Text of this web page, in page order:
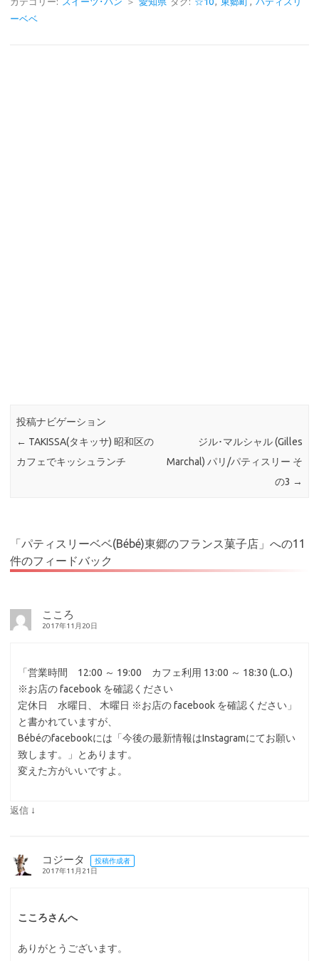
e
b
e
ーベベ
投稿ナビゲーション
← TAKISSA(タキッサ) 昭和区の
カフェでキッシュランチ
ジル･マルシャル (Gilles
Marchal) パリ/パティスリー そ
の3 →
「パティスリーベベ(Bébé)東郷のフランス菓子店 」への11
件のフィードバック
こころ
2017年11月20日
「営業時間 12:00 ～ 19:00 カフェ利用 13:00 ～ 18:30 (L.O.)
※お店の facebook を確認ください
定休日 水曜日、 木曜日 ※お店の facebook を確認ください」
と書かれていますが、
Bébéのfacebookには「今後の最新情報はInstagramにてお願い
致します。」とあります。
変えた方がいいですよ。
返信 ↓
コジータ
投稿作成者
2017年11月21日
こころさんへ
ありがとうございます。